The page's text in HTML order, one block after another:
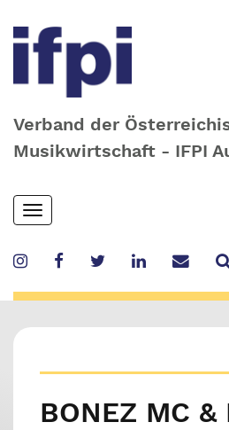
Verband der
Musikwirtschaft - IFPI
Skip
to
content
Toggle
navigation
BONEZ MC &